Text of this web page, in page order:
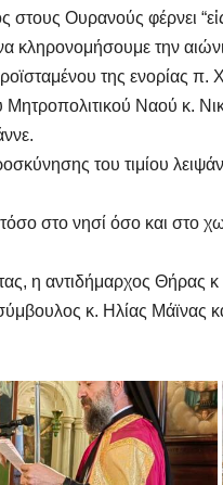
Ουρανούς φέρνει
κληρονομήσουμε την
της ενορίας
Ναού κ.
του τιμίου
στο νησί όσο και στο
αντιδήμαρχος Θήρας κ
κ. Ηλίας Μάϊνας